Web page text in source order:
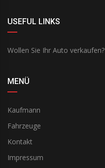
USEFUL LINKS
Wollen Sie Ihr Auto verkaufen?
MENÜ
Kaufmann
Fahrzeuge
Kontakt
Impressum